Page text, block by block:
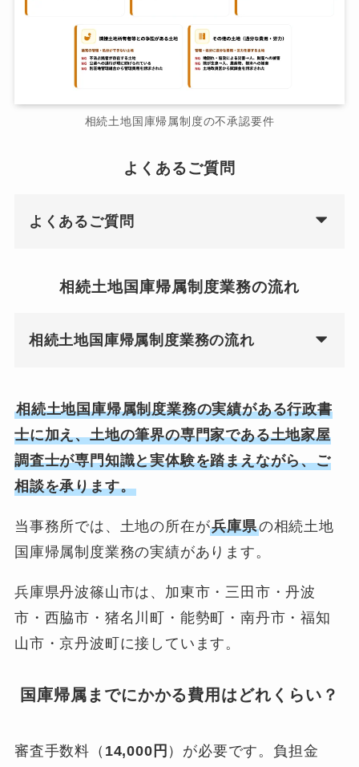
相続土地国庫帰属制度の不承認要件
よくあるご質問
よくあるご質問
相続土地国庫帰属制度業務の流れ
相続土地国庫帰属制度業務の流れ
相続土地国庫帰属制度業務の実績がある行政書
士に加え、土地の筆界の専門家である土地家屋
調査士が専門知識と実体験を踏まえながら、ご
相談を承ります。
当事務所では、土地の所在が兵庫県の相続土地
国庫帰属制度業務の実績があります。
兵庫県丹波篠山市は、加東市・三田市・丹波
市・西脇市・猪名川町・能勢町・南丹市・福知
山市・京丹波町に接しています。
国庫帰属までにかかる費用はどれくらい？
審査手数料（ 14,000円 ）が必要です。負担金